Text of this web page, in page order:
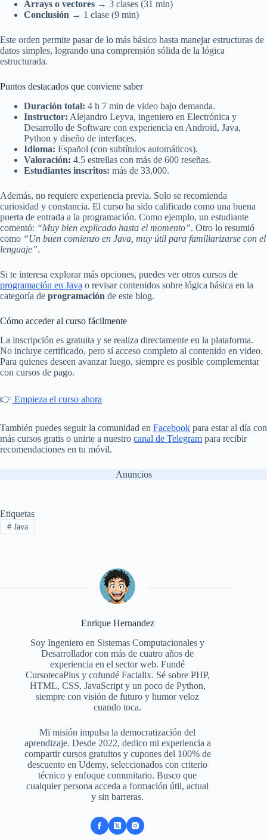
Arrays o vectores → 3 clases (31 min)
Conclusión → 1 clase (9 min)
Este orden permite pasar de lo más básico hasta manejar estructuras de
datos simples, logrando una comprensión sólida de la lógica
estructurada.
Puntos destacados que conviene saber
Duración total: 4 h 7 min de video bajo demanda.
Instructor: Alejandro Leyva, ingeniero en Electrónica y
Desarrollo de Software con experiencia en Android, Java,
Python y diseño de interfaces.
Idioma: Español (con subtítulos automáticos).
Valoración: 4.5 estrellas con más de 600 reseñas.
Estudiantes inscritos: más de 33,000.
Además, no requiere experiencia previa. Solo se recomienda
curiosidad y constancia. El curso ha sido calificado como una buena
puerta de entrada a la programación. Como ejemplo, un estudiante
comentó: “Muy bien explicado hasta el momento”. Otro lo resumió
como “Un buen comienzo en Java, muy útil para familiarizarse con el
lenguaje”.
Si te interesa explorar más opciones, puedes ver otros cursos de
programación en Java o revisar contenidos sobre lógica básica en la
categoría de programación de este blog.
Cómo acceder al curso fácilmente
La inscripción es gratuita y se realiza directamente en la plataforma.
No incluye certificado, pero sí acceso completo al contenido en video.
Para quienes deseen avanzar luego, siempre es posible complementar
con cursos de pago.
👉 Empieza el curso ahora
También puedes seguir la comunidad en Facebook para estar al día con
más cursos gratis o unirte a nuestro canal de Telegram para recibir
recomendaciones en tu móvil.
Anuncios
Etiquetas
#Java
Enrique Hernandez
Soy Ingeniero en Sistemas Computacionales y
Desarrollador con más de cuatro años de
experiencia en el sector web. Fundé
CursotecaPlus y cofundé Facialix. Sé sobre PHP,
HTML, CSS, JavaScript y un poco de Python,
siempre con visión de futuro y humor veloz
cuando toca.
Mi misión impulsa la democratización del
aprendizaje. Desde 2022, dedico mi experiencia a
compartir cursos gratuitos y cupones del 100% de
descuento en Udemy, seleccionados con criterio
técnico y enfoque comunitario. Busco que
cualquier persona acceda a formación útil, actual
y sin barreras.